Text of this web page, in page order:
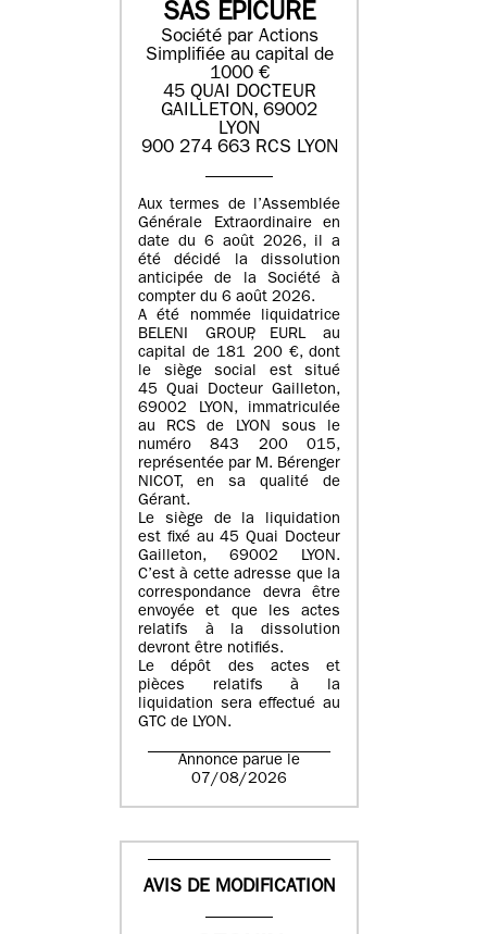
SAS EPICURE
Société par Actions
Simplifiée au capital de
1000 €
45 QUAI DOCTEUR
GAILLETON, 69002
LYON
900 274 663 RCS LYON
Aux termes de l’Assemblée
Générale Extraordinaire en
date du 6 août 2026, il a
été décidé la dissolution
anticipée de la Société à
compter du 6 août 2026.
A été nommée liquidatrice
BELENI GROUP, EURL au
capital de 181 200 €, dont
le siège social est situé
45 Quai Docteur Gailleton,
69002 LYON, immatriculée
au RCS de LYON sous le
numéro 843 200 015,
représentée par M. Bérenger
NICOT, en sa qualité de
Gérant.
Le siège de la liquidation
est fixé au45 Quai Docteur
Gailleton, 69002 LYON.
C’est à cette adresse que la
correspondance devra être
envoyée et que les actes
relatifs à la dissolution
devront être notifiés.
Le dépôt des actes et
pièces relatifs à la
liquidation sera effectué au
GTC de LYON.
Annonce parue le
07/08/2026
AVIS DE MODIFICATION